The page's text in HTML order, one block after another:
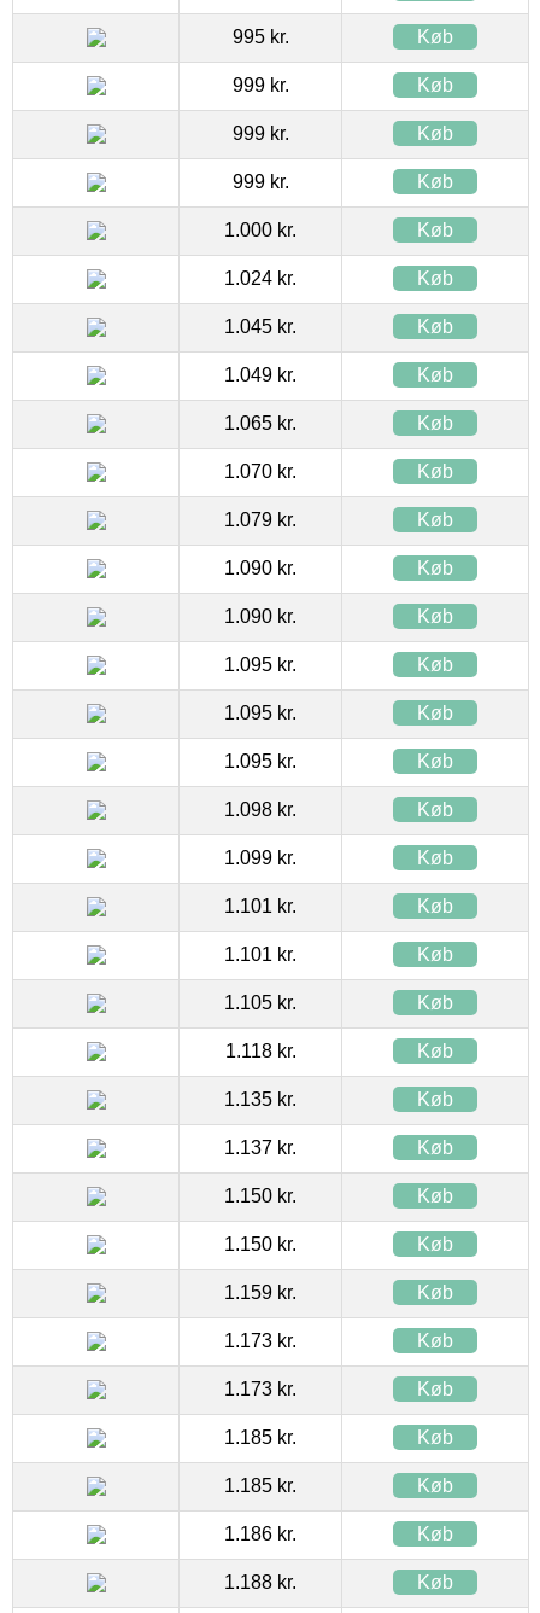
995 kr. Køb
999 kr. Køb
999 kr. Køb
999 kr. Køb
1.000 kr. Køb
1.024 kr. Køb
1.045 kr. Køb
1.049 kr. Køb
1.065 kr. Køb
1.070 kr. Køb
1.079 kr. Køb
1.090 kr. Køb
1.090 kr. Køb
1.095 kr. Køb
1.095 kr. Køb
1.095 kr. Køb
1.098 kr. Køb
1.099 kr. Køb
1.101 kr. Køb
1.101 kr. Køb
1.105 kr. Køb
1.118 kr. Køb
1.135 kr. Køb
1.137 kr. Køb
1.150 kr. Køb
1.150 kr. Køb
1.159 kr. Køb
1.173 kr. Køb
1.173 kr. Køb
1.185 kr. Køb
1.185 kr. Køb
1.186 kr. Køb
1.188 kr. Køb